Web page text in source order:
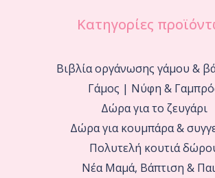
Κατηγορίες
Βιβλία οργάνωσης γάμου &
Γάμος | Νύφη &
Δώρα για το ζευγάρι
Δώρα για κουμπάρα &
Πολυτελή κουτιά
Νέα Μαμά, Βάπτιση &